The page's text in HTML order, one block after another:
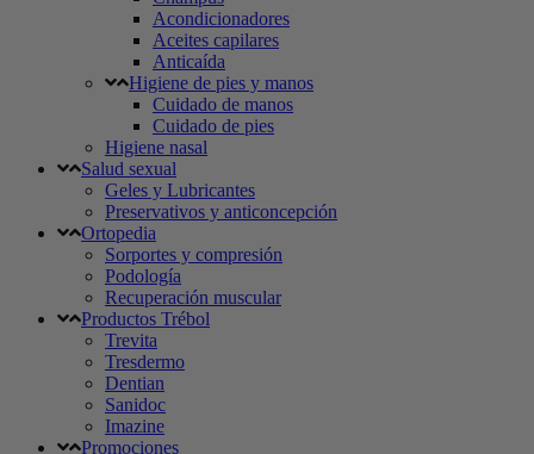
Acondicionadores
Aceites capilares
Anticaída
Higiene de pies y manos
Cuidado de manos
Cuidado de pies
Higiene nasal
Salud sexual
Geles y Lubricantes
Preservativos y anticoncepción
Ortopedia
Sorportes y compresión
Podología
Recuperación muscular
Productos Trébol
Trevita
Tresdermo
Dentian
Sanidoc
Imazine
Promociones